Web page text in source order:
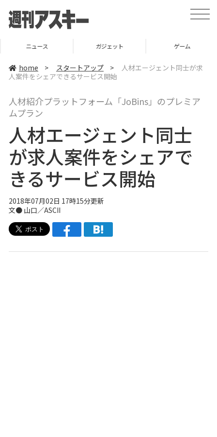
t
o
a
v
t
ニュース ガジェット ゲーム
home > スタートアップ >
人材エージェント同士が求
人案件をシェアできるサービス開始
人材紹介プラットフォーム「JoBins」のプレミア
ムプラン
人材エージェント同士
が求人案件をシェアで
きるサービス開始
2018年07月02日 17時15分更新
文● 山口／ASCII